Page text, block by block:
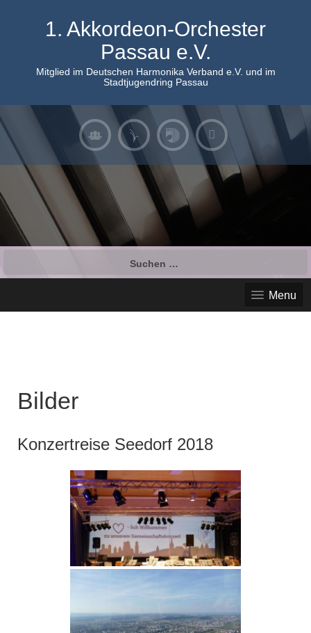
1. Akkordeon-Orchester
Passau e.V.
Mitglied im Deutschen Harmonika Verband e.V. und im
Stadtjugendring Passau
Menu
Bilder
Konzertreise Seedorf 2018